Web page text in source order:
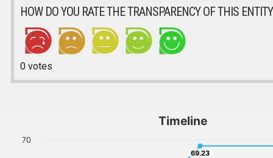
HOW DO YOU RATE THE TRANSPARENCY OF THIS
0votes
Timeline
69.23
69.23
70